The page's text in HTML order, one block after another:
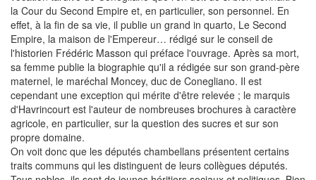
la Cour du Second Empire et, en particulier, son personnel. En
effet, à la fin de sa vie, il publie un grand in quarto, Le Second
Empire, la maison de l'Empereur… rédigé sur le conseil de
l'historien Frédéric Masson qui préface l'ouvrage. Après sa mort,
sa femme publie la biographie qu'il a rédigée sur son grand-père
maternel, le maréchal Moncey, duc de Conegliano. Il est
cependant une exception qui mérite d'être relevée ; le marquis
d'Havrincourt est l'auteur de nombreuses brochures à caractère
agricole, en particulier, sur la question des sucres et sur son
propre domaine.
On voit donc que les députés chambellans présentent certains
traits communs qui les distinguent de leurs collègues députés.